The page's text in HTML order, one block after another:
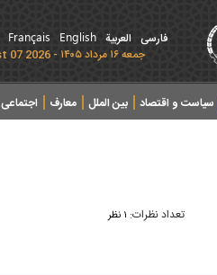
فارسی العربیة English
Français
جمعه ۱۶ مرداد ۱۴۰۵ - 2026 August 07
سیاست و اقتصاد بین الملل معارف اجتماعی
تعداد نظرات: ۱ نظر